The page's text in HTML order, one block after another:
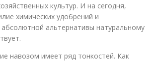
культур. И на сегодня,
химических удобрений и
альтернативы натуральному
навозом имеет ряд тонкостей. Как